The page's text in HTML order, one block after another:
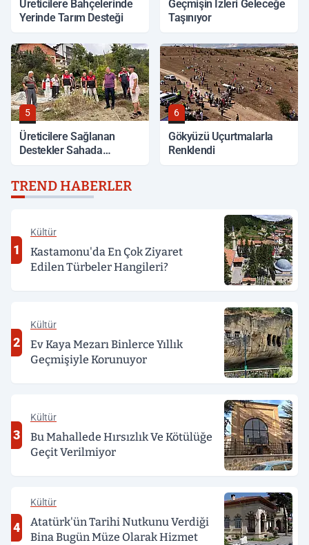
Üreticilere Bahçelerinde
Yerinde Tarım Desteği
Geçmişin İzleri Geleceğe
Taşınıyor
5
Üreticilere Sağlanan
Destekler Sahada
6
Gökyüzü Uçurtmalarla
Renklendi
TREND HABERLER
1
Kültür
Kastamonu'da En Çok Ziyaret
Edilen Türbeler Hangileri?
2
Kültür
Ev Kaya Mezarı Binlerce Yıllık
Geçmişiyle Korunuyor
3
Kültür
Bu Mahallede Hırsızlık Ve Kötülüğe
Geçit Verilmiyor
4
Kültür
Atatürk'ün Tarihi Nutkunu Verdiği
Bina Bugün Müze Olarak Hizmet